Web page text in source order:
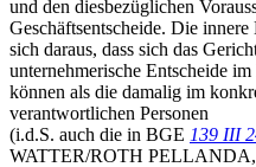
und den diesbezüglichen
Geschäftsentscheide. Die
sich daraus, dass sich das
unternehmerische Entscheide
können als die damalig im
verantwortlichen Personen
(i.d.S. auch die in BGE 139 III
WATTER/ROTH PELLANDA,